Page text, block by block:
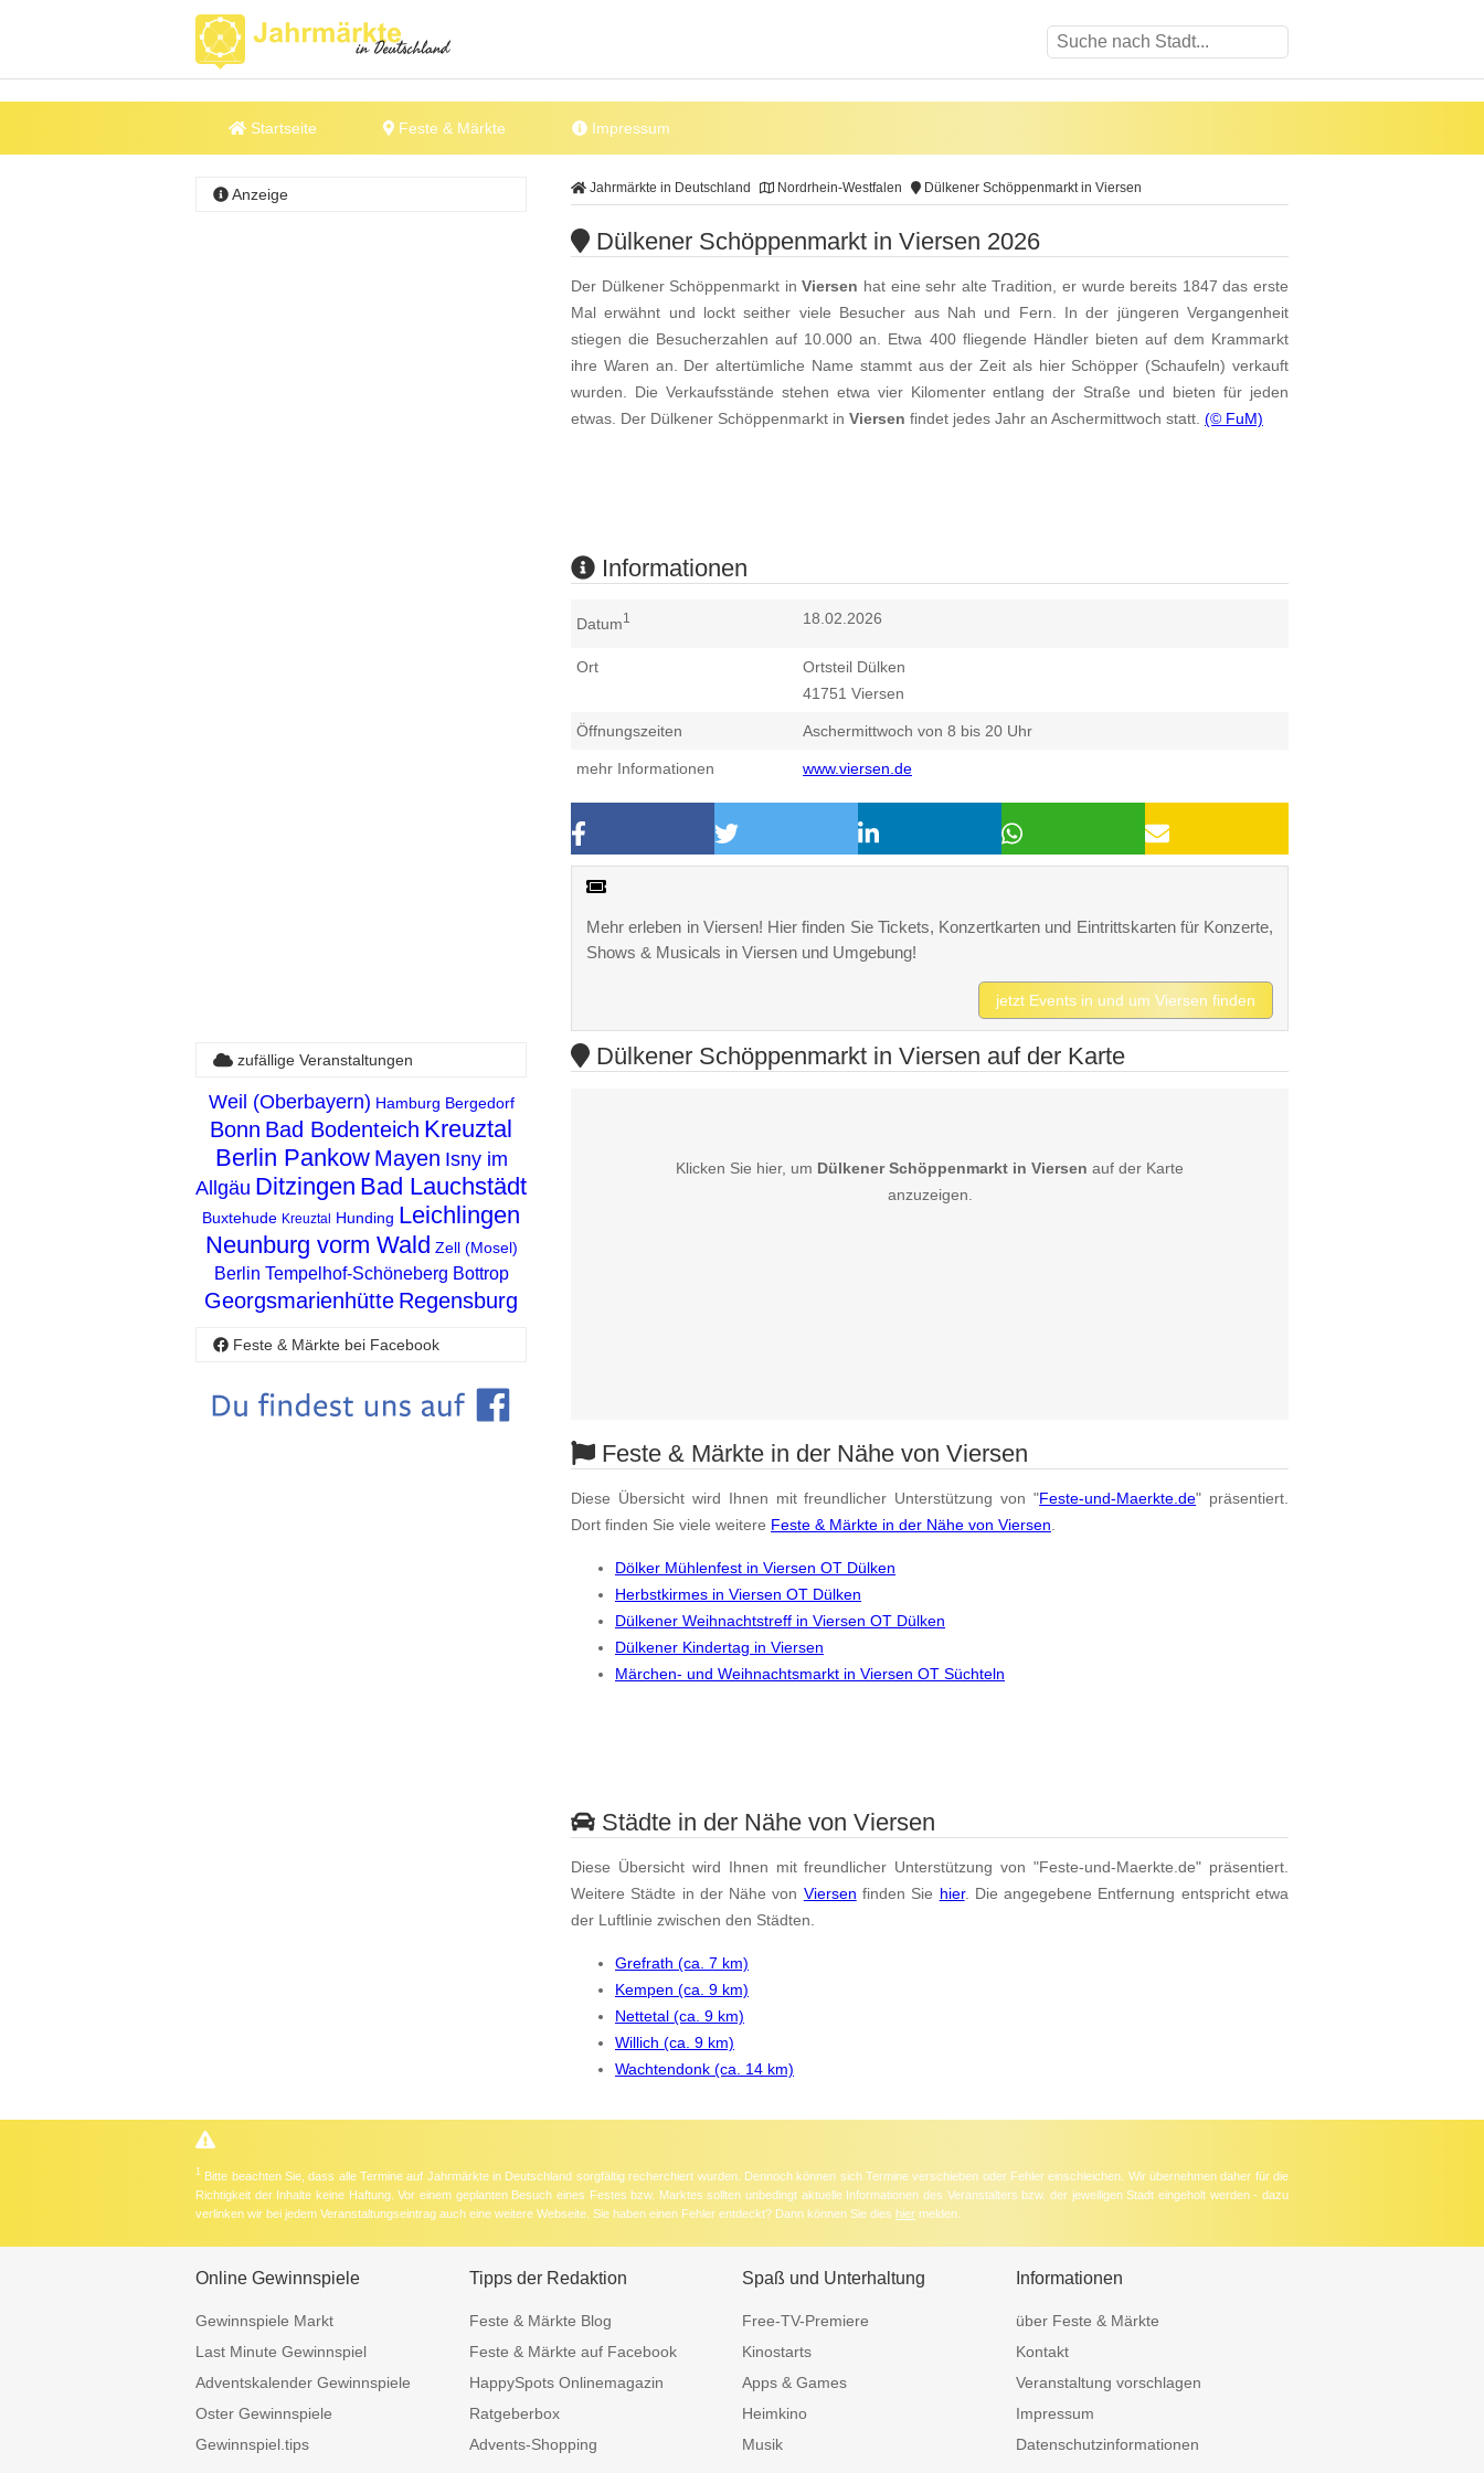
Startseite Feste & Märkte Impressum
Jahrmärkte in Deutschland Nordrhein-Westfalen Dülkener Schöppenmarkt in Viersen
Dülkener Schöppenmarkt in Viersen 2026
Der Dülkener Schöppenmarkt inViersen hat eine sehr alte Tradition, er wurde bereits 1847 das erste
Mal erwähnt und lockt seither viele Besucher aus Nah und Fern. In der jüngeren Vergangenheit
stiegen die Besucherzahlen auf 10.000 an. Etwa 400 fliegende Händler bieten auf dem Krammarkt
ihre Waren an. Der altertümliche Name stammt aus der Zeit als hier Schöpper (Schaufeln) verkauft
wurden. Die Verkaufsstände stehen etwa vier Kilomenter entlang der Straße und bieten für jeden
etwas. Der Dülkener Schöppenmarkt in Viersen findet jedes Jahr an Aschermittwoch statt. (© FuM)
Informationen
Datum1 18.02.2026
Ort
Ortsteil Dülken
41751 Viersen
Öffnungszeiten Aschermittwoch von 8 bis 20 Uhr
mehr Informationen www.viersen.de
Mehr erleben in Viersen! Hier finden Sie Tickets, Konzertkarten und Eintrittskarten für Konzerte,
Shows & Musicals in Viersen und Umgebung!
jetzt Events in und um Viersen finden
Anzeige
Dülkener Schöppenmarkt in Viersen auf der Karte
Klicken Sie hier, um Dülkener Schöppenmarkt in Viersen auf der Karte
anzuzeigen.
Feste & Märkte in der Nähe von Viersen
Diese Übersicht wird Ihnen mit freundlicher Unterstützung von "Feste-und-Maerkte.de" präsentiert.
Dort finden Sie viele weitere Feste & Märkte in der Nähe von Viersen
Dölker Mühlenfest in Viersen OT Dülken
Herbstkirmes in Viersen OT Dülken
Dülkener Weihnachtstreff in Viersen OT Dülken
Dülkener Kindertag in Viersen
Märchen- und Weihnachtsmarkt in Viersen OT Süchteln
Städte in der Nähe von Viersen
Diese Übersicht wird Ihnen mit freundlicher Unterstützung von "Feste-und-Maerkte.de" präsentiert.
Weitere Städte in der Nähe von Viersen finden Sie hier. Die angegebene Entfernung entspricht etwa
der Luftlinie zwischen den Städten.
Grefrath (ca. 7 km)
Kempen (ca. 9 km)
Nettetal (ca. 9 km)
Willich (ca. 9 km)
Wachtendonk (ca. 14 km)
zufällige Veranstaltungen
Weil (Oberbayern) Hamburg Bergedorf
Bonn Bad Bodenteich Kreuztal
Berlin Pankow Mayen Isny im
Allgäu Ditzingen Bad Lauchstädt
Buxtehude Kreuztal Hunding Leichlingen
Neunburg vorm Wald Zell (Mosel)
Berlin Tempelhof-Schöneberg Bottrop
Georgsmarienhütte Regensburg
Feste & Märkte bei Facebook
1 Bitte beachten Sie, dass alle Termine auf Jahrmärkte in Deutschland sorgfältig recherchiert wurden. Dennoch können sich Termine verschieben oder Fehler einschleichen. Wir übernehmen daher für die
Richtigkeit der Inhalte keine Haftung. Vor einem geplanten Besuch eines Festes bzw. Marktes sollten unbedingt aktuelle Informationen des Veranstalters bzw. der jeweiligen Stadt eingeholt werden - dazu
verlinken wir bei jedem Veranstaltungseintrag auch eine weitere Webseite. Sie haben einen Fehler entdeckt? Dann können Sie dies hier melden.
Online Gewinnspiele
Gewinnspiele Markt
Last Minute Gewinnspiel
Adventskalender Gewinnspiele
Oster Gewinnspiele
Gewinnspiel.tips
Tipps der Redaktion
Feste & Märkte Blog
Feste & Märkte auf Facebook
HappySpots Onlinemagazin
Ratgeberbox
Advents-Shopping
Spaß und Unterhaltung
Free-TV-Premiere
Kinostarts
Apps & Games
Heimkino
Musik
Informationen
über Feste & Märkte
Kontakt
Veranstaltung vorschlagen
Impressum
Datenschutzinformationen